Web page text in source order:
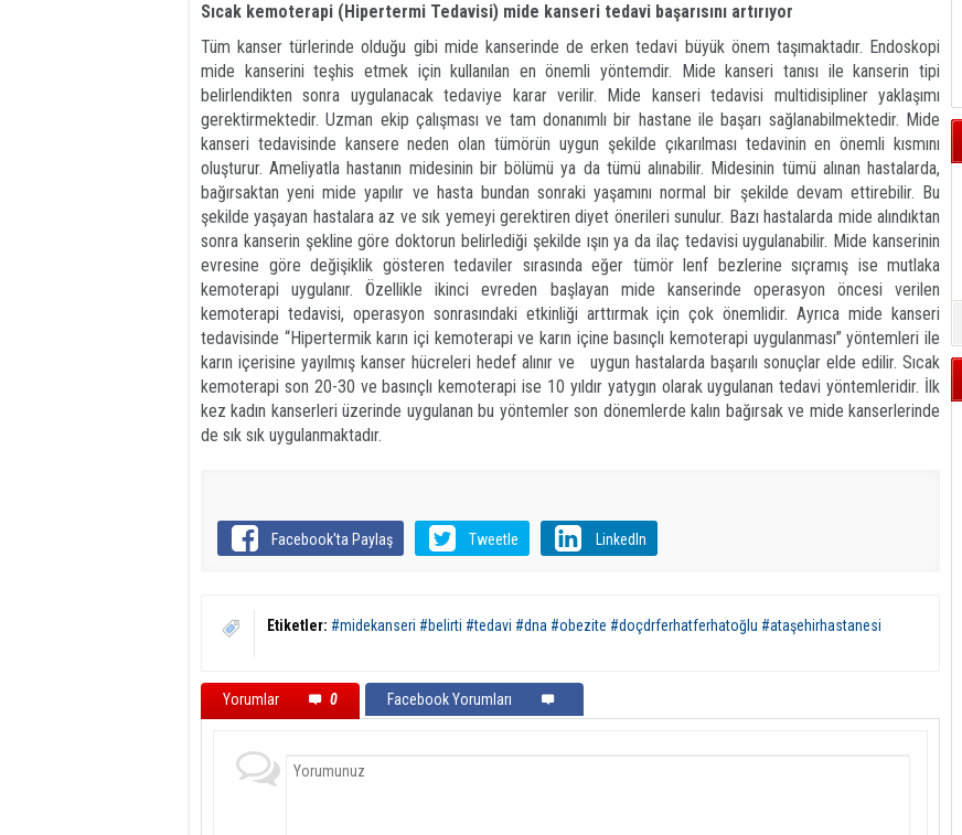
Sıcak kemoterapi (Hipertermi Tedavisi) mide kanseri tedavi başarısını artırıyor
Tüm kanser türlerinde olduğu gibi mide kanserinde de erken tedavi büyük önem taşımaktadır. Endoskopi
mide kanserini teşhis etmek için kullanılan en önemli yöntemdir. Mide kanseri tanısı ile kanserin tipi
belirlendikten sonra uygulanacak tedaviye karar verilir. Mide kanseri tedavisi multidisipliner yaklaşımı
gerektirmektedir. Uzman ekip çalışması ve tam donanımlı bir hastane ile başarı sağlanabilmektedir. Mide
kanseri tedavisinde kansere neden olan tümörün uygun şekilde çıkarılması tedavinin en önemli kısmını
oluşturur. Ameliyatla hastanın midesinin bir bölümü ya da tümü alınabilir. Midesinin tümü alınan hastalarda,
bağırsaktan yeni mide yapılır ve hasta bundan sonraki yaşamını normal bir şekilde devam ettirebilir. Bu
şekilde yaşayan hastalara az ve sık yemeyi gerektiren diyet önerileri sunulur. Bazı hastalarda mide alındıktan
sonra kanserin şekline göre doktorun belirlediği şekilde ışın ya da ilaç tedavisi uygulanabilir. Mide kanserinin
evresine göre değişiklik gösteren tedaviler sırasında eğer tümör lenf bezlerine sıçramış ise mutlaka
kemoterapi uygulanır. Özellikle ikinci evreden başlayan mide kanserinde operasyon öncesi verilen
kemoterapi tedavisi, operasyon sonrasındaki etkinliği arttırmak için çok önemlidir. Ayrıca mide kanseri
tedavisinde “Hipertermik karın içi kemoterapi ve karın içine basınçlı kemoterapi uygulanması” yöntemleri ile
karın içerisine yayılmış kanser hücreleri hedef alınır ve uygun hastalarda başarılı sonuçlar elde edilir. Sıcak
kemoterapi son 20-30 ve basınçlı kemoterapi ise 10 yıldır yatygın olarak uygulanan tedavi yöntemleridir. İlk
kez kadın kanserleri üzerinde uygulanan bu yöntemler son dönemlerde kalın bağırsak ve mide kanserlerinde
de sık sık uygulanmaktadır.
Facebook'ta Paylaş Tweetle LinkedIn
Etiketler: #midekanseri #belirti #tedavi #dna #obezite #doçdrferhatferhatoğlu #ataşehirhastanesi
Yorumlar 0 Facebook Yorumları